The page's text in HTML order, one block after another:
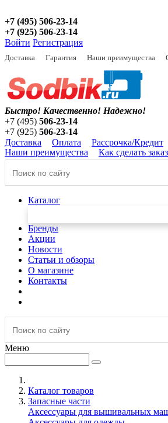
+7 (495) 506-23-14
+7 (925) 506-23-14
Войти Регистрация
Доставка Гарантия Наши преимущества
Быстро! Качественно! Надежно!
+7 (495) 506-23-14
+7 (925) 506-23-14
Доставка
Оплата Рассрочка/Кредит
Наши преимущества
Как сделать заказ
Каталог
Бренды
Акции
Новости
Статьи и обзоры
О магазине
Контакты
Меню
Каталог товаров
Запасные части
Аксессуары для вышивальных